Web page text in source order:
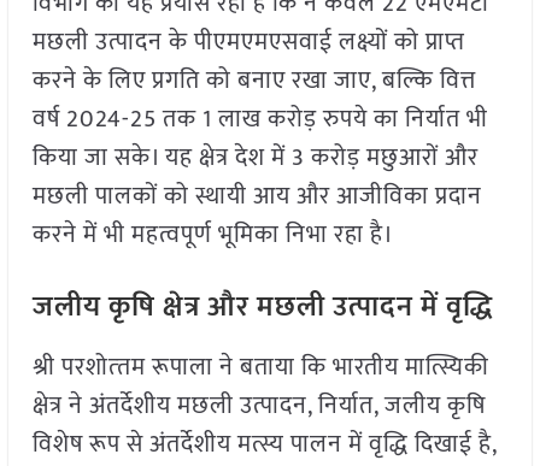
मछली उत्पादन के पीएमएमएसवाई लक्ष्यों को प्राप्त
करने के लिए प्रगति को बनाए रखा जाए, बल्कि वित्त
वर्ष 2024-25 तक 1 लाख करोड़ रुपये का निर्यात भी
किया जा सके। यह क्षेत्र देश में 3 करोड़ मछुआरों और
मछली पालकों को स्थायी आय और आजीविका प्रदान
करने में भी महत्वपूर्ण भूमिका निभा रहा है।
जलीय कृषि क्षेत्र और मछली उत्पादन में वृद्धि
श्री परशोत्‍तम रूपाला ने बताया कि भारतीय मात्स्यिकी
क्षेत्र ने अंतर्देशीय मछली उत्पादन, निर्यात, जलीय कृषि
विशेष रूप से अंतर्देशीय मत्स्य पालन में वृद्धि दिखाई है,